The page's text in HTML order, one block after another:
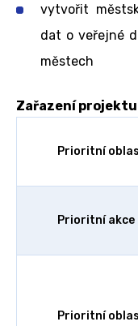
vytvořit
dat o veřejné
městech
Zařazení
Prioritní
Prioritní akce
Prioritní